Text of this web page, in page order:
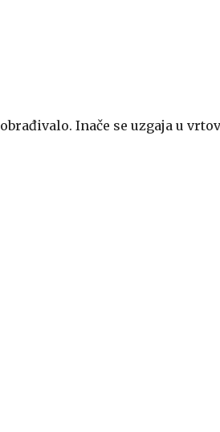
Inače se uzgaja u